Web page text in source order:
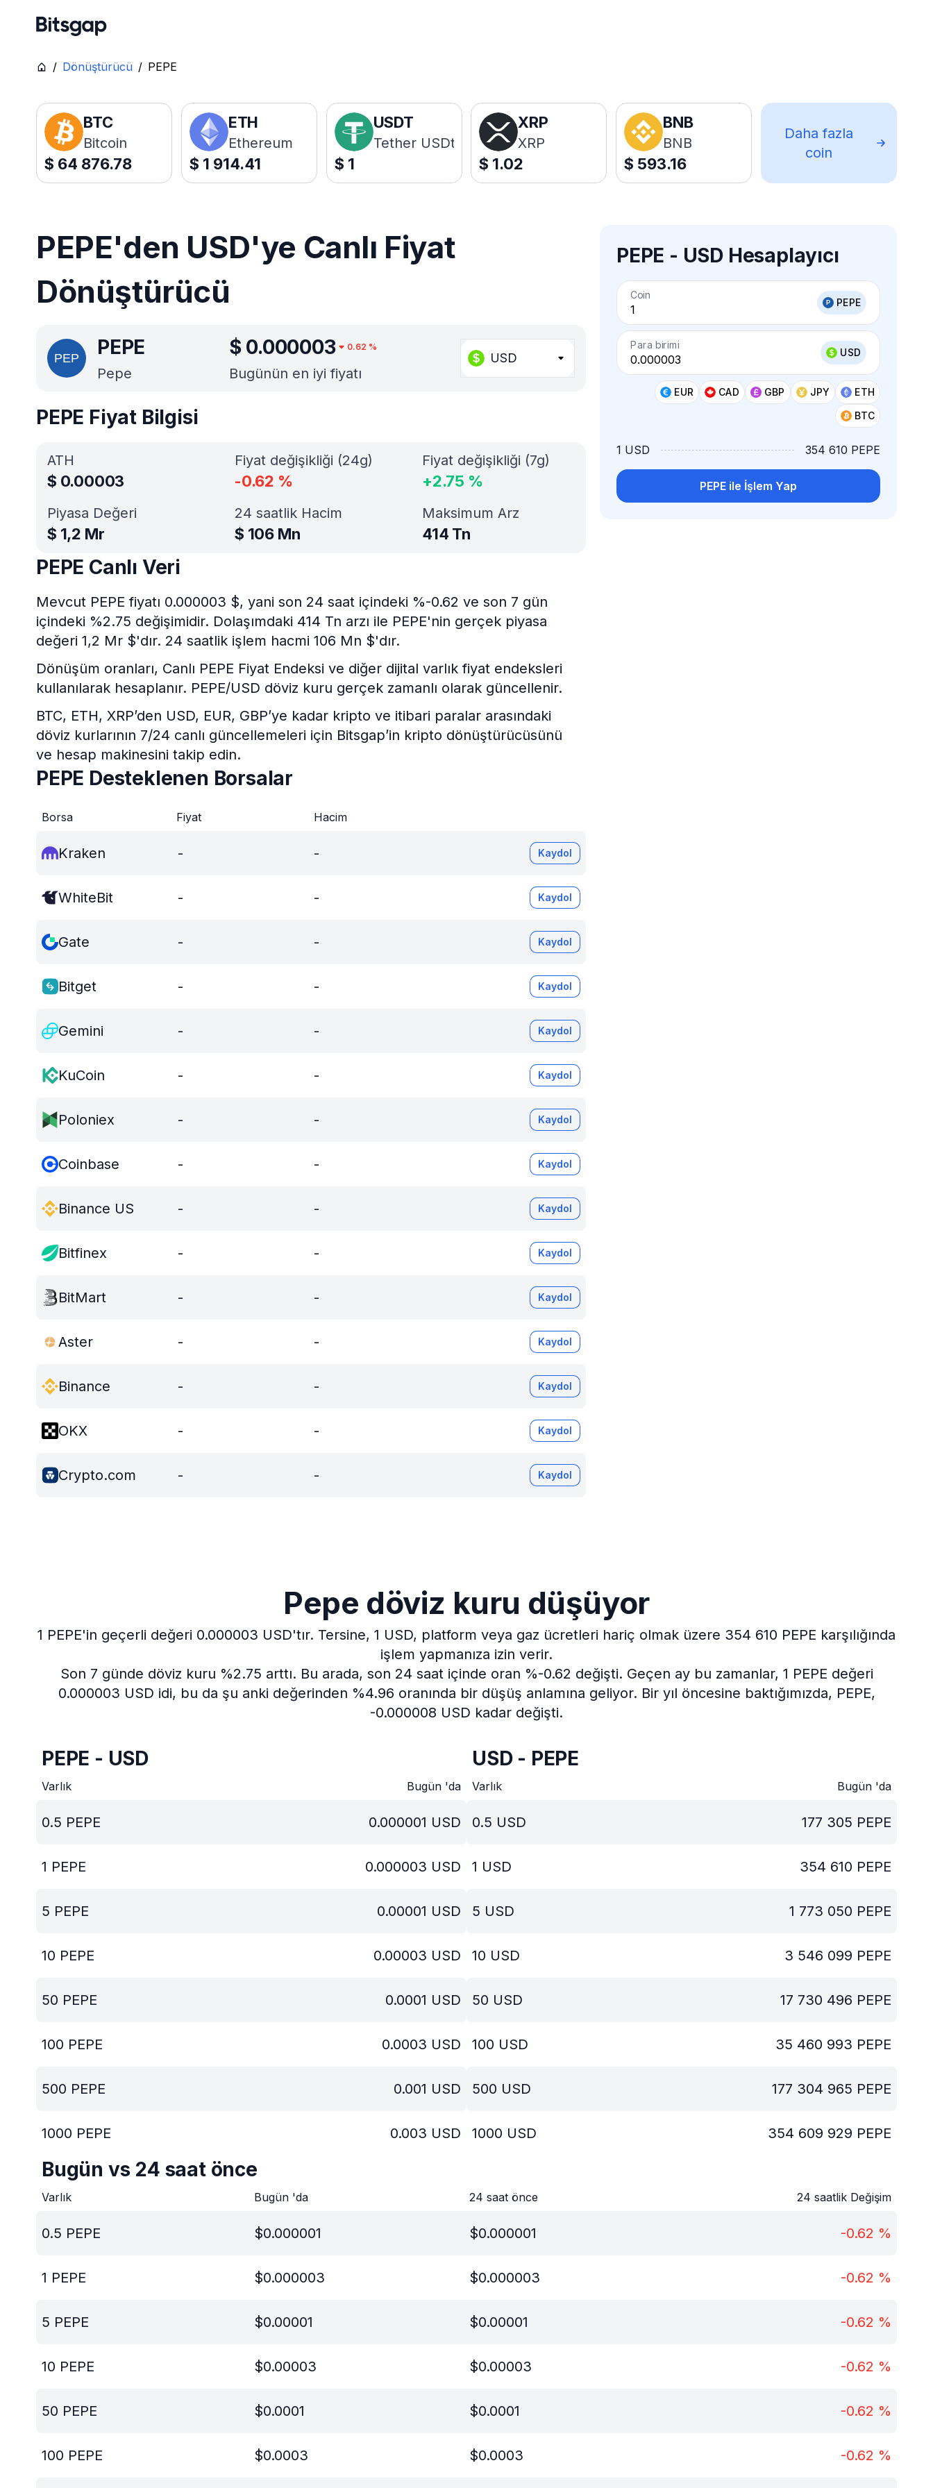
/ Dönüştürücü / PEPE
BTC
Bitcoin
$ 64 876.78
ETH
Ethereum
$ 1 914.41
USDT
Tether USDt
$ 1
XRP
XRP
$ 1.02
BNB
BNB
$ 593.16
Daha fazla
coin
PEPE'den USD'ye Canlı Fiyat
Dönüştürücü
PEPE
Pepe
$ 0.000003 0.62 %
Bugünün en iyi fiyatı
USD
PEPE - USD Hesaplayıcı
Coin
PEPE
Para birimi
USD
EUR CAD GBP JPY
ETH
BTC
1 USD 354 610 PEPE
PEPE ile İşlem Yap
PEPE Fiyat Bilgisi
ATH
$ 0.00003
Piyasa Değeri
$ 1,2 Mr
Fiyat değişikliği (24g)
-0.62 %
Fiyat değişikliği (7g)
+2.75 %
24 saatlik Hacim
$ 106 Mn
Maksimum Arz
414 Tn
PEPE Canlı Veri
Mevcut PEPE fiyatı 0.000003 $, yani son 24 saat içindeki %-0.62 ve son 7 gün
içindeki %2.75 değişimidir. Dolaşımdaki 414 Tn arzı ile PEPE'nin gerçek piyasa
değeri 1,2 Mr $'dır. 24 saatlik işlem hacmi 106 Mn $'dır.
Dönüşüm oranları, Canlı PEPE Fiyat Endeksi ve diğer dijital varlık fiyat endeksleri
kullanılarak hesaplanır. PEPE/USD döviz kuru gerçek zamanlı olarak güncellenir.
BTC, ETH, XRP’den USD, EUR, GBP’ye kadar kripto ve itibari paralar arasındaki
döviz kurlarının 7/24 canlı güncellemeleri için Bitsgap’in kripto dönüştürücüsünü
ve hesap makinesini takip edin.
PEPE Desteklenen Borsalar
Borsa Fiyat Hacim
Kraken - - Kaydol
WhiteBit - - Kaydol
Gate - - Kaydol
Bitget - - Kaydol
Gemini - - Kaydol
KuCoin - - Kaydol
Poloniex - - Kaydol
Coinbase - - Kaydol
Binance US - - Kaydol
Bitfinex - - Kaydol
BitMart - - Kaydol
Aster - - Kaydol
Binance - - Kaydol
OKX - - Kaydol
Crypto.com - - Kaydol
Pepe döviz kuru düşüyor
1 PEPE'in geçerli değeri 0.000003 USD'tır. Tersine, 1 USD, platform veya gaz ücretleri hariç olmak üzere 354 610 PEPE karşılığında
işlem yapmanıza izin verir.
Son 7 günde döviz kuru %2.75 arttı. Bu arada, son 24 saat içinde oran %-0.62 değişti. Geçen ay bu zamanlar, 1 PEPE değeri
0.000003 USD idi, bu da şu anki değerinden %4.96 oranında bir düşüş anlamına geliyor. Bir yıl öncesine baktığımızda, PEPE,
-0.000008 USD kadar değişti.
PEPE - USD
Varlık Bugün 'da
0.5 PEPE 0.000001 USD
1 PEPE 0.000003 USD
5 PEPE 0.00001 USD
10 PEPE 0.00003 USD
50 PEPE 0.0001 USD
100 PEPE 0.0003 USD
500 PEPE 0.001 USD
1000 PEPE 0.003 USD
USD - PEPE
Varlık Bugün 'da
0.5 USD 177 305 PEPE
1 USD 354 610 PEPE
5 USD 1 773 050 PEPE
10 USD 3 546 099 PEPE
50 USD 17 730 496 PEPE
100 USD 35 460 993 PEPE
500 USD 177 304 965 PEPE
1000 USD 354 609 929 PEPE
Bugün vs 24 saat önce
Varlık Bugün 'da 24 saat önce 24 saatlik Değişim
0.5 PEPE $0.000001 $0.000001 -0.62 %
1 PEPE $0.000003 $0.000003 -0.62 %
5 PEPE $0.00001 $0.00001 -0.62 %
10 PEPE $0.00003 $0.00003 -0.62 %
50 PEPE $0.0001 $0.0001 -0.62 %
100 PEPE $0.0003 $0.0003 -0.62 %